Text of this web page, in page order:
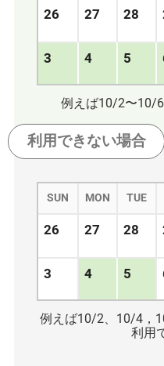
26 27 28
3 4 5
例えば10/2〜10/
利用できない場合
SUN MON TUE
26 27 28
3 4 5
例えば10/2、10/4，
利用